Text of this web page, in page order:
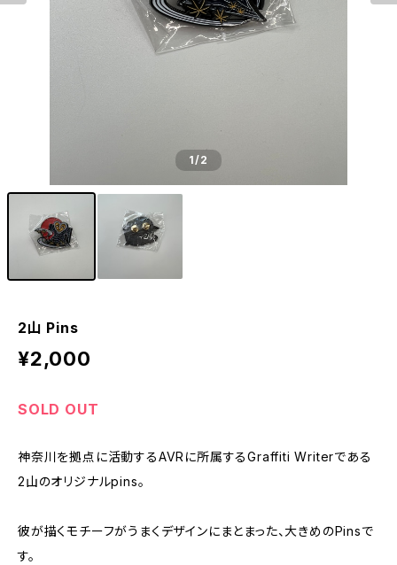
1/2
2山 Pins
¥2,000
SOLD OUT
神奈川を拠点に活動するAVRに所属するGraffiti Writerである
2山のオリジナルpins。
彼が描くモチーフがうまくデザインにまとまった、大きめのPinsで
す。